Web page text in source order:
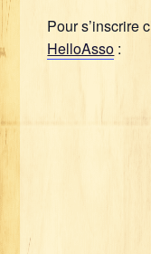
Pour s’inscrire
HelloAsso :